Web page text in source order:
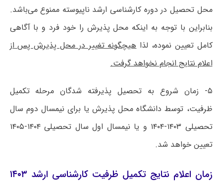
محل تحصیل در دوره کارشناسی ارشد ناپیوسته ممنوع می‌باشد.
بنابراین با توجه به اینکه محل پذیرش را خود فرد و با آگاهی
کامل تعیین نموده، لذاهیچگونه تغییر در محل پذیرش پس از
اعلام نتایج انجام نخواهد گرفت.
۵- زمان شروع به تحصیل پذیرفته شدگان مرحله تکمیل
ظرفیت، توسط دانشگاه محل پذیرش یا برای نیمسال دوم سال
تحصیلی ۱۴۰۳-۱۴۰۴ و یا نیمسال اول سال تحصیلی ۱۴۰۴-۱۴۰۵
تعیین خواهد شد.
زمان اعلام نتایج تکمیل ظرفیت کارشناسی ارشد ۱۴۰۳